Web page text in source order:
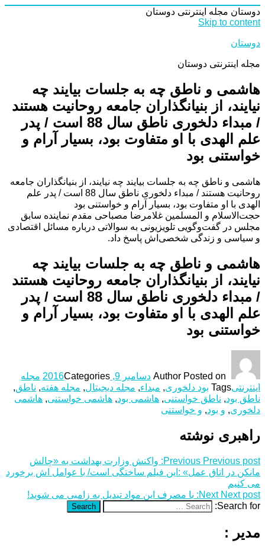
دوستان مجله اینترنتی دوستان
Skip to content
دوستان
مجله اینترنتی دوستان
هاشمی و ناطق چه به جلسات بیایند چه
نیایند، از بنیانگذاران جامعه روحانیت هستند
/ مبداء دلخوری ناطق سال 88 است / پدر
علم الهدی با او متفاوت بود، بسیار آرام و
خواستنی بود
هاشمی و ناطق چه به جلسات بیایند چه نیایند، از بنیانگذاران جامعه
روحانیت هستند / مبداء دلخوری ناطق سال 88 است / پدر علم
الهدی با او متفاوت بود، بسیار آرام و خواستنی بود
حجت‌الاسلام و المسلمین غلامرضا مصباحی مقدم نماینده سابق
مجلس در گفت‌وگویی تلویزیونی به سوالاتی درباره مسائل اقتصادی
و سیاسی و زندگی شخصی‌اش پاسخ داد.
هاشمی و ناطق چه به جلسات بیایند چه
نیایند، از بنیانگذاران جامعه روحانیت هستند
/ مبداء دلخوری ناطق سال 88 است / پدر
علم الهدی با او متفاوت بود، بسیار آرام و
خواستنی بود
Author Posted on دسامبر 9, 2016 Categories
مجله
اینترنتیTags بود دلخوری, مبداء, مجله دیجیتال, مجله هفته, ناطق,
ناطق بود, ناطق خواستنی, هاشمی بود, هاشمی خواستنی, هاشمی
دلخوری, و بود, و خواستنی
راهبری نوشته
Previous Previous post:
واکنش وزارت بهداشت به «چالش
مانکن در اتاق عمل» :این فیلم ساختگی است/ با عوامل اش برخورد
می کنیم
Next Next post:
با مصرف این مواد تبدیل به زامبی می شوید!
Search for:
Search
مدیر :